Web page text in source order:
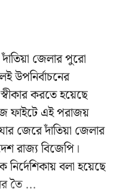
জেলার পুরো
উপনির্বাচনের
করতে হয়েছে
ফাইটে এই পরাজয়
জেরে দাঁতিয়া জেলার
রাজ্য বিজেপি।
বলা হয়েছে
তৈ ...